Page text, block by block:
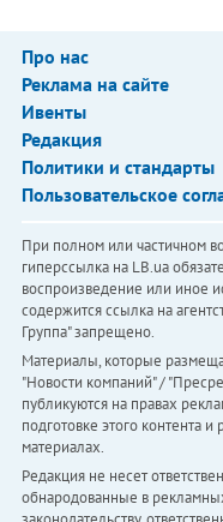
Про нас
Реклама на сайте
Ивенты
Редакция
Политики и стандарты
Пользовательское
При полном или частичном
гиперссылка на LB.ua
воспроизведение или иное
содержится ссылка на
Группа" запрещено.
Материалы, которые
"Новости компаний" /
публикуются на правах
подготовке этого контента
материалах.
Редакция не несет
обнародованные в